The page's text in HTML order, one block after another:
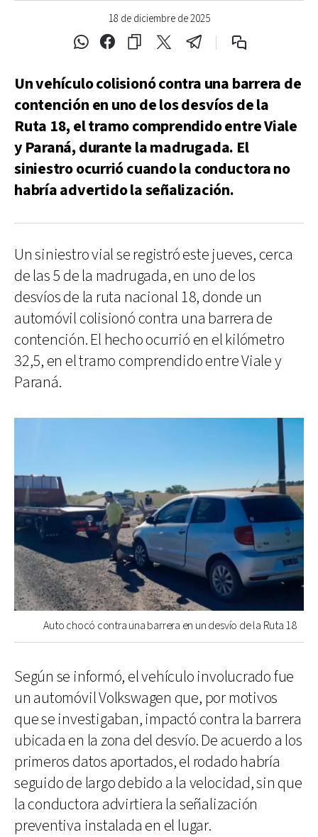
18 de diciembre de 2025
Un vehículo colisionó contra una barrera de
contención en uno de los desvíos de la
Ruta 18, el tramo comprendido entre Viale
y Paraná, durante la madrugada. El
siniestro ocurrió cuando la conductora no
habría advertido la señalización.
Un siniestro vial se registró este jueves, cerca
de las 5 de la madrugada, en uno de los
desvíos de la ruta nacional 18, donde un
automóvil colisionó contra una barrera de
contención. El hecho ocurrió en el kilómetro
32,5, en el tramo comprendido entre Viale y
Paraná.
Auto chocó contra una barrera en un desvío de la Ruta 18
Según se informó, el vehículo involucrado fue
un automóvil Volkswagen que, por motivos
que se investigaban, impactó contra la barrera
ubicada en la zona del desvío. De acuerdo a los
primeros datos aportados, el rodado habría
seguido de largo debido a la velocidad, sin que
la conductora advirtiera la señalización
preventiva instalada en el lugar.